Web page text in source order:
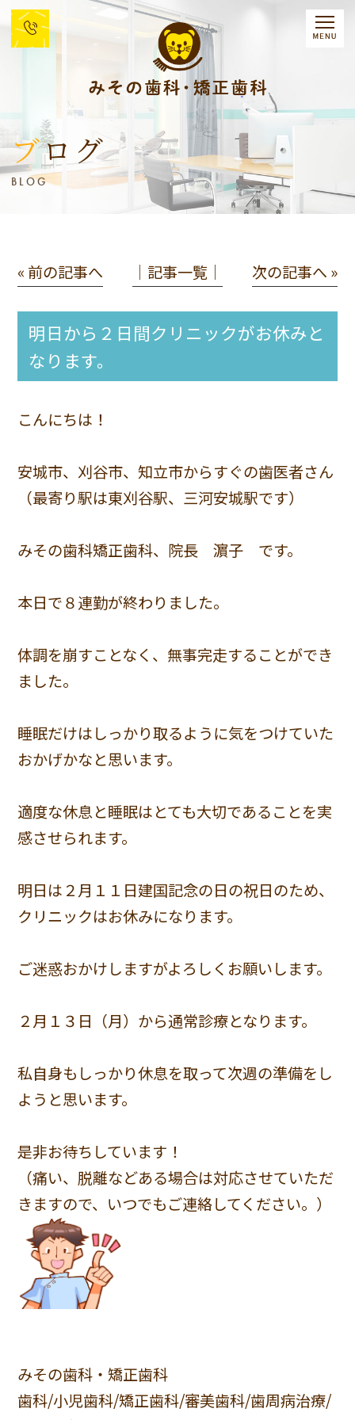
ブログ
BLOG
« 前の記事へ │記事一覧│ 次の記事へ »
明日から２日間クリニックがお休みと
なります。
こんにちは！
安城市、刈谷市、知立市からすぐの歯医者さん
（最寄り駅は東刈谷駅、三河安城駅です）
みその歯科矯正歯科、院長 濵子 です。
本日で８連勤が終わりました。
体調を崩すことなく、無事完走することができ
ました。
睡眠だけはしっかり取るように気をつけていた
おかげかなと思います。
適度な休息と睡眠はとても大切であることを実
感させられます。
明日は２月１１日建国記念の日の祝日のため、
クリニックはお休みになります。
ご迷惑おかけしますがよろしくお願いします。
２月１３日（月）から通常診療となります。
私自身もしっかり休息を取って次週の準備をし
ようと思います。
是非お待ちしています！
（痛い、脱離などある場合は対応させていただ
きますので、いつでもご連絡してください。）
みその歯科・矯正歯科
歯科/小児歯科/矯正歯科/審美歯科/歯周病治療/